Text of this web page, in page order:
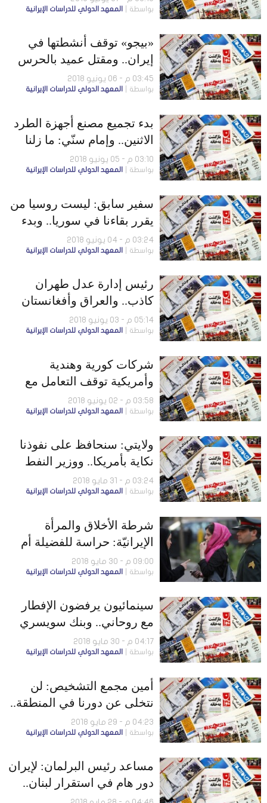
بواسطة المعهد الدولي للدراسات الإيرانية
«بيجو» توقف أنشطتها في
إيران.. ومقتل عميد بالحرس
الثوري على الأراضي السورية
03:45 م - 06 يونيو 2018
بواسطة المعهد الدولي للدراسات الإيرانية
بدء تجميع مصنع أجهزة الطرد
الاثنين.. وإمام سنّي: ما زلنا
نعاني التمييز العنصري
03:10 م - 05 يونيو 2018
بواسطة المعهد الدولي للدراسات الإيرانية
سفير سابق: ليست روسيا من
يقرر بقاءنا في سوريا.. وبدء
تصدير نفط كركوك إلى إيران
03:24 م - 04 يونيو 2018
بواسطة المعهد الدولي للدراسات الإيرانية
رئيس إدارة عدل طهران
كاذب.. والعراق وأفغانستان
أفضل من إيران في الصناعات
الجوية
05:14 م - 03 يونيو 2018
بواسطة المعهد الدولي للدراسات الإيرانية
شركات كورية وهندية
وأمريكية توقف التعامل مع
إيران.. ونجاد: روحاني
المسؤول عن العقوبات
03:58 م - 02 يونيو 2018
بواسطة المعهد الدولي للدراسات الإيرانية
ولايتي: سنحافظ على نفوذنا
نكاية بأمريكا.. ووزير النفط
يمهل «توتال» شهرين
03:24 م - 31 مايو 2018
بواسطة المعهد الدولي للدراسات الإيرانية
شرطة الأخلاق والمرأة
الإيرانيّة: حراسة للفضيلة أم
تسويغ للعنف؟
09:00 م - 30 مايو 2018
بواسطة المعهد الدولي للدراسات الإيرانية
سينمائيون يرفضون الإفطار
مع روحاني.. وبنك سويسري
يوقف تعاملاته مع إيران
04:17 م - 30 مايو 2018
بواسطة المعهد الدولي للدراسات الإيرانية
أمين مجمع التشخيص: لن
نتخلى عن دورنا في المنطقة..
واتهامات لروسيا باستغلال
إيران
04:23 م - 29 مايو 2018
بواسطة المعهد الدولي للدراسات الإيرانية
مساعد رئيس البرلمان: لإيران
دور هام في استقرار لبنان..
والأقليات قد تواجه اعتقالات